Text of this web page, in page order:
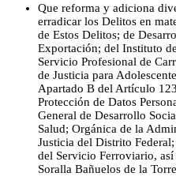
Que reforma y adiciona
erradicar los Delitos en
de Estos Delitos; de
Exportación; del Instituto
Servicio Profesional de
de Justicia para
Apartado B del Artículo
Protección de Datos
General de Desarrollo
Salud; Orgánica de la
Justicia del Distrito
del Servicio Ferroviario,
Soralla Bañuelos de la